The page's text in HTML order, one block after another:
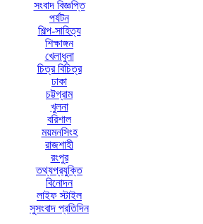
সংবাদ বিজ্ঞপ্তি
পর্যটন
শিল্প-সাহিত্য
শিক্ষাঙ্গন
খেলাধুলা
চিত্র বিচিত্র
ঢাকা
চট্টগ্রাম
খুলনা
বরিশাল
ময়মনসিংহ
রাজশাহী
রংপুর
তথ্যপ্রযুক্তি
বিনোদন
লাইফ স্টাইল
সুসংবাদ প্রতিদিন